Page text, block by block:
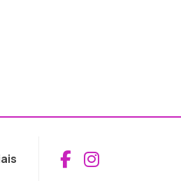
Aceder ao
Aceder